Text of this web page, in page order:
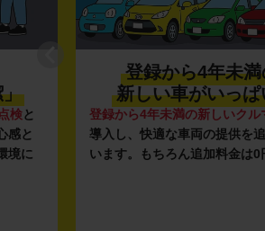
」
検と
感と
境に
登録から4年未満
新しい車がいっぱ
登録から4年未満の新しいクル
導入し、快適な車両の提供を
います。もちろん追加料金は0